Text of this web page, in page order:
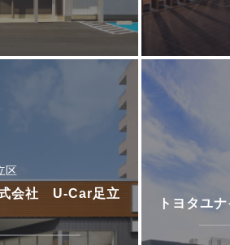
区
式会社 U-Car足立
トヨタユ